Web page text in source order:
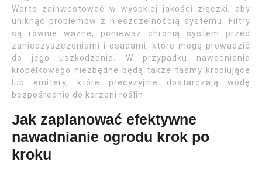
Warto zainwestować w wysokiej jakości złączki, aby
uniknąć problemów z nieszczelnością systemu. Filtry
są równie ważne, ponieważ chronią system przed
zanieczyszczeniami i osadami, które mogą prowadzić
do jego uszkodzenia. W przypadku nawadniania
kropelkowego niezbędne będą także taśmy kroplujące
lub emitery, które precyzyjnie dostarczają wodę
bezpośrednio do korzeni roślin.
Jak zaplanować efektywne
nawadnianie ogrodu krok po
kroku